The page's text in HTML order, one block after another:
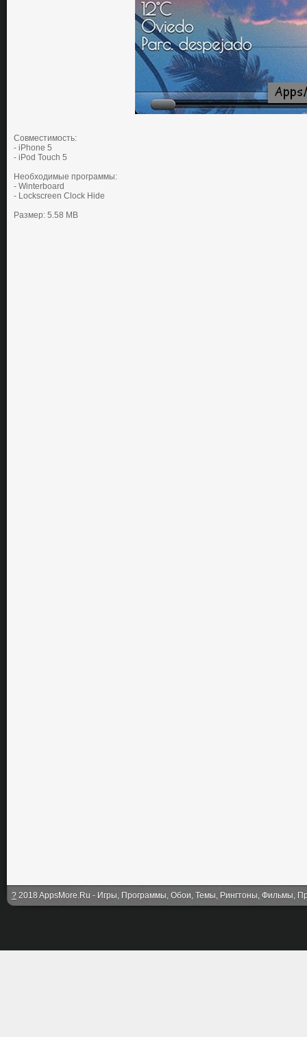
Совместимость:
- iPhone 5
- iPod Touch 5
Необходимые программы:
- Winterboard
- Lockscreen Clock Hide
Размер: 5.58 MB
? 2018 AppsMore.Ru - Игры, Программы, Обои, Темы, Рингтоны, Фильмы,